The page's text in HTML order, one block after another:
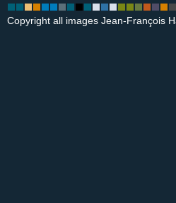
Copyright all images Jean-François